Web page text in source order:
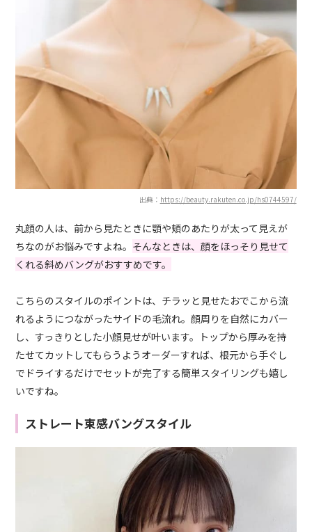
出典： https://beauty.rakuten.co.jp/hs0744597/
丸顔の人は、前から見たときに顎や頬のあたりが太って見えが
ちなのがお悩みですよね。 そんなときは、顔をほっそり見せて
くれる斜めバングがおすすめです。
こちらのスタイルのポイントは、チラッと見せたおでこから流
れるようにつながったサイドの毛流れ。顔周りを自然にカバー
し、すっきりとした小顔見せが叶います。トップから厚みを持
たせてカットしてもらうようオーダーすれば、根元から手ぐし
でドライするだけでセットが完了する簡単スタイリングも嬉し
いですね。
ストレート束感バングスタイル